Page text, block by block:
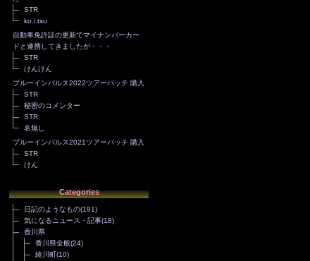
STR
ko.i.tsu
自動車免許証の更新でマイナンバーカー
ドと連携してきましたが・・・
STR
けんけん
ブルーインパルス2022ツアーパッチ 購入
STR
秘密のコメンター
STR
名無し
ブルーインパルス2021ツアーパッチ 購入
STR
けん
Categories
日記のようなもの(191)
気になるニュース・記事(18)
香川県
香川県全般(24)
綾川町(10)